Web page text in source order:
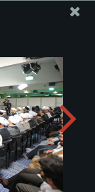
بازدید رهبر
و دیدار با